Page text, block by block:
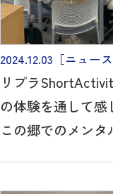
2024.12.03 ［ニュース
リプラShortActivity student 不登校支援 4
の体験を通して
この郷でのメン